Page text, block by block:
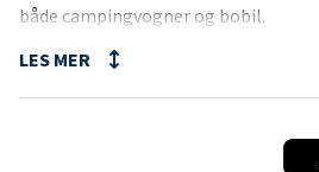
både campingvogner og bobil.
med å kontakte oss på telefon